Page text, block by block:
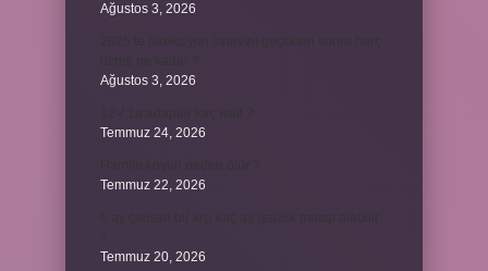
Ağustos 3, 2026
Ağustos 3, 2026
Temmuz 24, 2026
Temmuz 22, 2026
Temmuz 20, 2026